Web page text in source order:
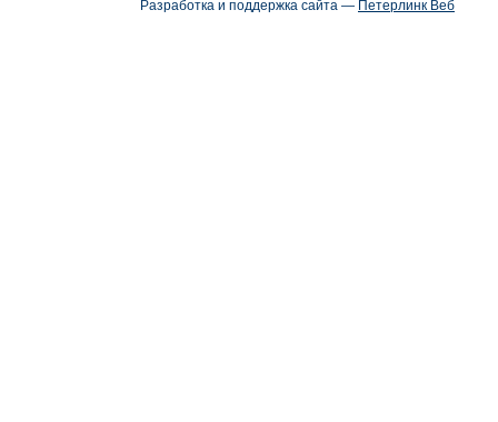
Разработка и поддержка сайта — Петерлинк Веб